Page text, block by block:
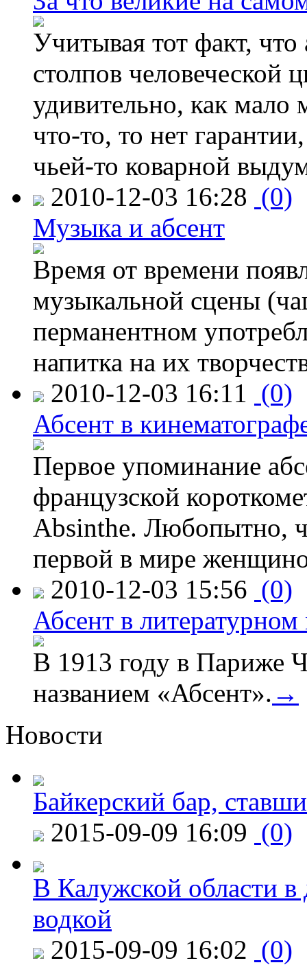
Учитывая тот факт, что
столпов человеческой
удивительно, как
что-то, то нет
чьей-то коварной
2010-12-03 16:28 (0)
Музыка и абсент
Время от времени
музыкальной сцены
перманентном
напитка на их
2010-12-03 16:11 (0)
Абсент в
Первое упоминание
французской
Absinthe. Любопытно,
первой в мире
2010-12-03 15:56 (0)
Абсент в
В 1913 году в Париже
названием «Абсент». →
Новости
Байкерский бар,
2015-09-09 16:09 (0)
В Калужской области в
водкой
2015-09-09 16:02 (0)